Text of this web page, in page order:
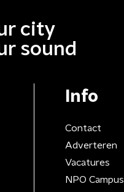
city
sound
Info
Contact
Adverteren
Vacatures
NPO Campus